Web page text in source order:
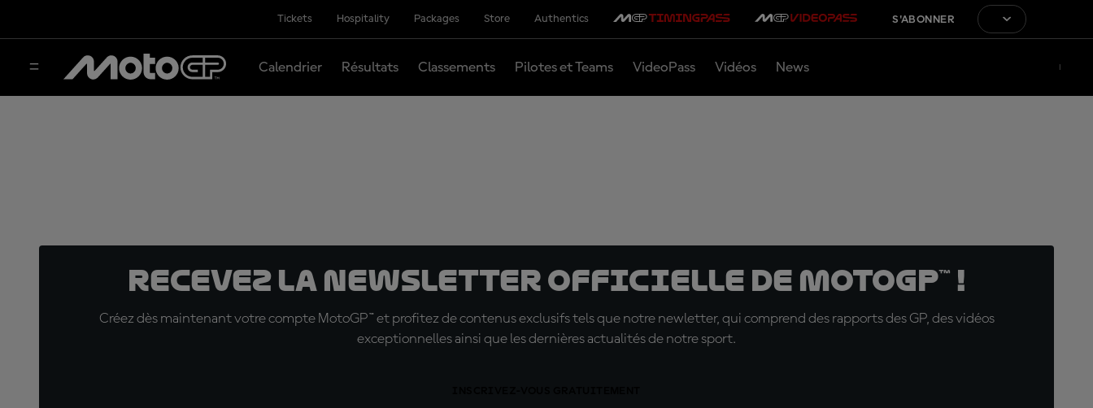
Tickets Hospitality Packages Store Authentics S'ABONNER
Calendrier Résultats Classements Pilotes et Teams VideoPass Vidéos News
Recevez la Newsletter officielle de MotoGP™ !
Créez dès maintenant votre compte MotoGP™ et profitez de contenus exclusifs tels que notre newletter, qui comprend des rapports des GP, des vidéos
exceptionnelles ainsi que les dernières actualités de notre sport.